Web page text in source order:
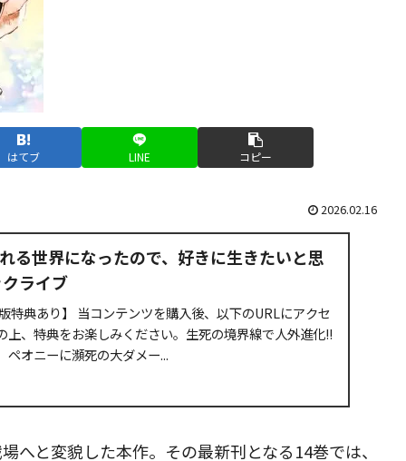
はてブ LINE コピー
2026.02.16
る世界になったので、好きに生きたいと思
ライブ
特典あり】 当コンテンツを購入後、以下のURLにアクセ
上、特典をお楽しみください。生死の境界線で人外進化!!
ペオニーに瀕死の大ダメー...
へと変貌した本作。その最新刊となる14巻では、